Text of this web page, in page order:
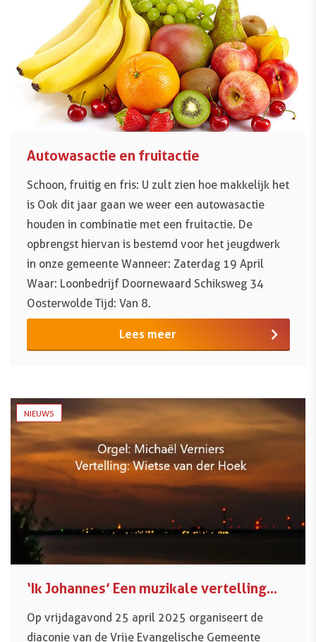
Autowasactie en fruitactie
Schoon, fruitig en fris: U zult zien hoe makkelijk het
is Ook dit jaar gaan we weer een autowasactie
houden in combinatie met een fruitactie. De
opbrengst hiervan is bestemd voor het jeugdwerk
in onze gemeente Wanneer: Zaterdag 19 April
Waar: Loonbedrijf Doornewaard Schiksweg 34
Oosterwolde Tijd: Van 8.
Lees meer
NIEUWS
‘Ik Johannes’ Een muzikale vertelling…
Op vrijdagavond 25 april 2025 organiseert de
diaconie van de Vrije Evangelische Gemeente